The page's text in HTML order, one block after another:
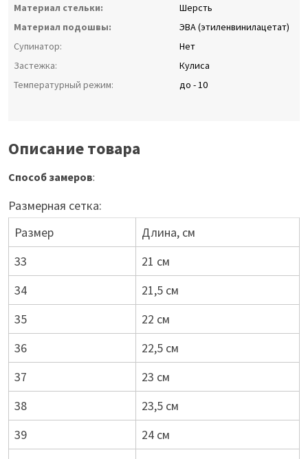
Материал стельки:
Шерсть
Материал подошвы:
ЭВА (этиленвинилацетат)
Супинатор:
Нет
Застежка:
Кулиса
Температурный режим:
до - 10
Описание товара
Способ замеров:
Размерная сетка:
Размер
Длина, см
33
21 см
34
21,5 см
35
22 см
36
22,5 см
37
23 см
38
23,5 см
39
24 см